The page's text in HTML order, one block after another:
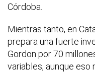
Córdoba.
Mientras tanto, en
prepara una fuerte
Gordon por 70
variables, aunque